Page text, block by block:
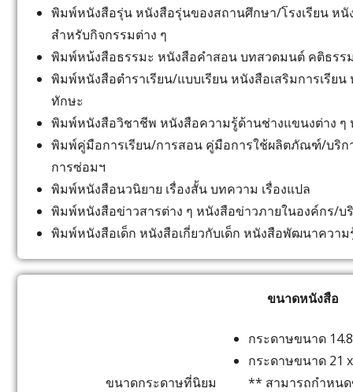
พิมพ์หนังสือรุ่น หนังสือรุ่นของสถานศึกษา/โรงเรียน ห
สำหรับกิจกรรมต่าง ๆ
พิมพ์หน้งสือธรรมะ หนังสือคำสอน บทสวดมนต์ คติธรร
พิมพ์หนังสือตำราเรียน/แบบเรียน หนังสือเสริมการเรีย
ทักษะ
พิมพ์หนังสือวิชาชีพ หนังสือความรู้ด้านช่างแขนงต่าง ๆ
พิมพ์คู่มือการเรียน/การสอน คู่มือการใช้ผลิตภัณฑ์/บริ
การซ่อมฯ
พิมพ์หนังสือนวนิยาย เรื่องสั้น บทความ เรื่องแปล
พิมพ์หนังสือข่าวสารต่าง ๆ หนังสือข่าวภายในองค์กร/
พิมพ์หนังสือเด็ก หนังสือเกี่ยวกับเด็ก หนังสือพัฒนาควา
ขนาดหนังสือ
ขนาดกระดาษที่นิยม
กระดาษขนาด
กระดาษขนาด 21
** สามารถกำหน